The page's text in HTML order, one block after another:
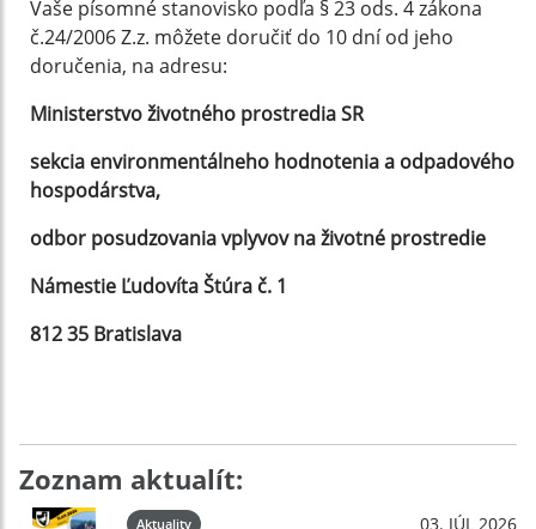
Vaše písomné stanovisko podľa § 23 ods. 4 zákona
č.24/2006 Z.z. môžete doručiť do 10 dní od jeho
doručenia, na adresu:
Ministerstvo životného prostredia SR
sekcia environmentálneho hodnotenia a odpadového
hospodárstva,
odbor posudzovania vplyvov na životné prostredie
Námestie Ľudovíta Štúra č. 1
812 35 Bratislava
Zoznam aktualít:
Aktuality 03. JÚL 2026